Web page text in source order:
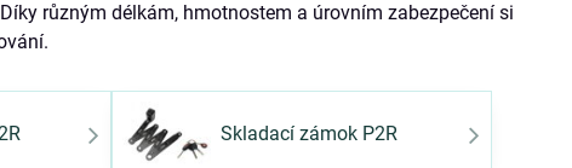
různým délkám, hmotnostem a úrovním zabezpečení si
Skladací zámok P2R